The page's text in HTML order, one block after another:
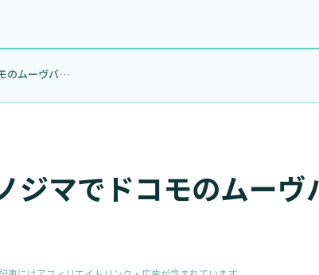
6月30日まで。ノジマでドコモのムーヴバン…
ジマでドコモのムー